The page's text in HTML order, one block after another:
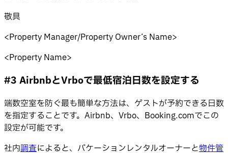
敬具
<Property Manager/Property Owner’s Name>
<Property Name>
#3 AirbnbとVrboで最低宿泊日数を設定する
端数空室を防ぐ最も簡単な方法は、ゲストが予約できる日数
を指定することです。Airbnb、Vrbo、Booking.comでこの
設定が可能です。
社内調査によると、バケーションレンタルオーナーと物件管